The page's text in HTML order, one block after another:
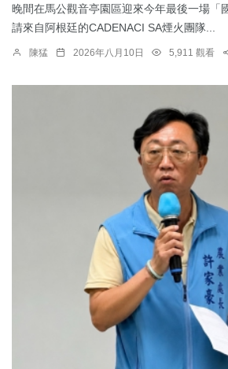
晚間在馬公觀音亭園區迎來今年最後一場「
請來自阿根廷的CADENACI SA煙火團隊...
陳猛 2026年八月10日 5,911 觀看